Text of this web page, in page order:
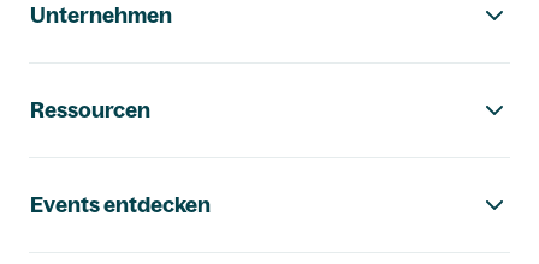
Unternehmen
Ressourcen
Events entdecken